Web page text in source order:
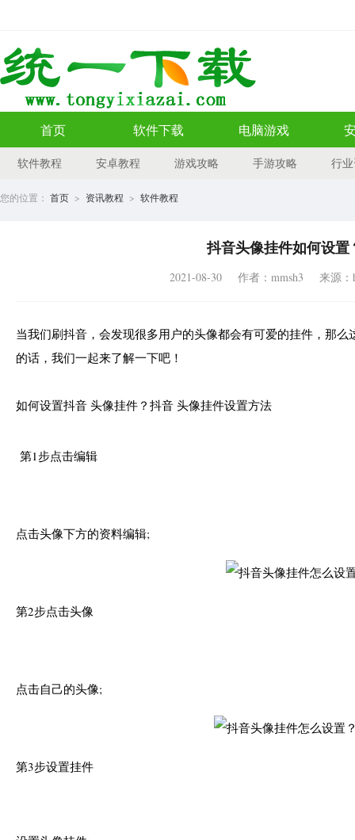
首页 软件下载 电脑游戏
软件教程 安卓教程 游戏攻略 手游攻略 行
您的位置： 首页 > 资讯教程 > 软件教程
抖音头像挂件如何设
2021-08-30 作者：mmsh3 来源：
当我们刷抖音，会发现很多用户的头像都会有可爱的挂件，那
的话，我们一起来了解一下吧！
如何设置抖音 头像挂件？抖音 头像挂件设置方法
第1步点击编辑
点击头像下方的资料编辑;
第2步点击头像
点击自己的头像;
第3步设置挂件